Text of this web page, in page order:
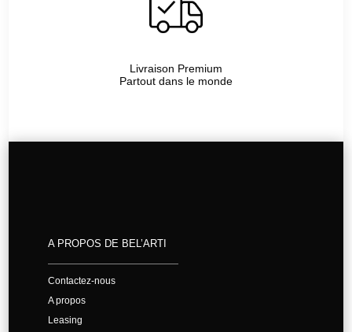
Livraison Premium
Partout dans le monde
A PROPOS DE BEL’ARTI
Contactez-nous
A propos
Leasing